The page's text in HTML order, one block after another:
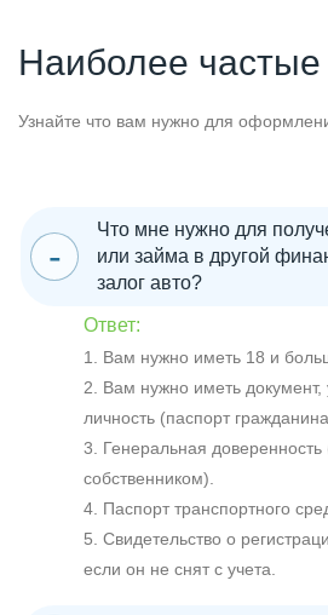
Наиболее
Узнайте что вам нужно для
Что мне нужно для
или займа в другой
залог авто?
Ответ:
1. Вам нужно иметь 18 и
2. Вам нужно иметь
личность (паспорт
3. Генеральная
собственником).
4. Паспорт транспортного
5. Свидетельство о
если он не снят с учета.